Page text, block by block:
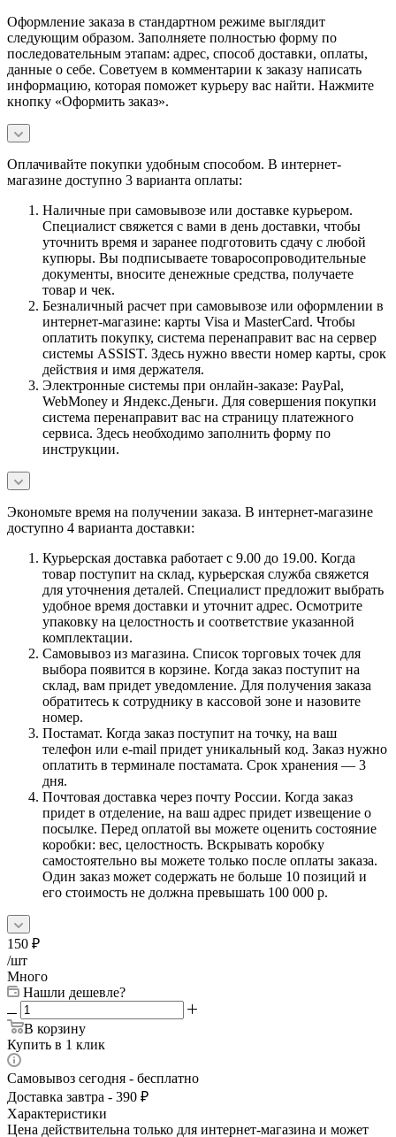
Оформление заказа в стандартном режиме выглядит
следующим образом. Заполняете полностью форму по
последовательным этапам: адрес, способ доставки, оплаты,
данные о себе. Советуем в комментарии к заказу написать
информацию, которая поможет курьеру вас найти. Нажмите
кнопку «Оформить заказ».
Оплачивайте покупки удобным способом. В интернет-
магазине доступно 3 варианта оплаты:
Наличные при самовывозе или доставке курьером.
Специалист свяжется с вами в день доставки, чтобы
уточнить время и заранее подготовить сдачу с любой
купюры. Вы подписываете товаросопроводительные
документы, вносите денежные средства, получаете
товар и чек.
Безналичный расчет при самовывозе или оформлении в
интернет-магазине: карты Visa и MasterCard. Чтобы
оплатить покупку, система перенаправит вас на сервер
системы ASSIST. Здесь нужно ввести номер карты, срок
действия и имя держателя.
Электронные системы при онлайн-заказе: PayPal,
WebMoney и Яндекс.Деньги. Для совершения покупки
система перенаправит вас на страницу платежного
сервиса. Здесь необходимо заполнить форму по
инструкции.
Экономьте время на получении заказа. В интернет-магазине
доступно 4 варианта доставки:
Курьерская доставка работает с 9.00 до 19.00. Когда
товар поступит на склад, курьерская служба свяжется
для уточнения деталей. Специалист предложит выбрать
удобное время доставки и уточнит адрес. Осмотрите
упаковку на целостность и соответствие указанной
комплектации.
Самовывоз из магазина. Список торговых точек для
выбора появится в корзине. Когда заказ поступит на
склад, вам придет уведомление. Для получения заказа
обратитесь к сотруднику в кассовой зоне и назовите
номер.
Постамат. Когда заказ поступит на точку, на ваш
телефон или e-mail придет уникальный код. Заказ нужно
оплатить в терминале постамата. Срок хранения — 3
дня.
Почтовая доставка через почту России. Когда заказ
придет в отделение, на ваш адрес придет извещение о
посылке. Перед оплатой вы можете оценить состояние
коробки: вес, целостность. Вскрывать коробку
самостоятельно вы можете только после оплаты заказа.
Один заказ может содержать не больше 10 позиций и
его стоимость не должна превышать 100 000 р.
150 ₽
/шт
Много
Нашли дешевле?
В корзину
Купить в 1 клик
Самовывоз сегодня - бесплатно
Доставка завтра - 390 ₽
Характеристики
Цена действительна только для интернет-магазина и может